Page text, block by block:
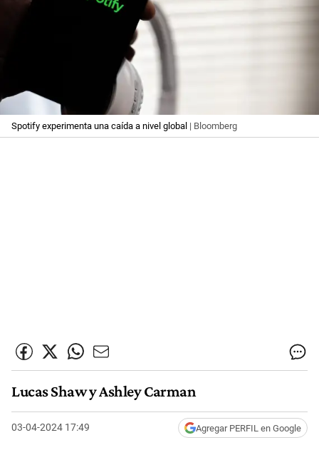
Spotify experimenta una caída a nivel global | Bloomberg
Lucas Shaw y Ashley Carman
03-04-2024 17:49 Agregar PERFIL en Google